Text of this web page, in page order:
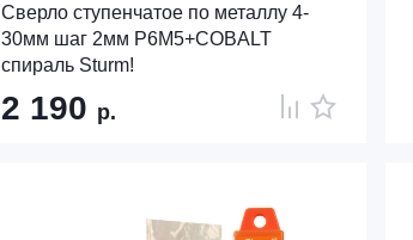
Сверло ступенчатое по металлу 4-
30мм шаг 2мм Р6М5+COBALT
спираль Sturm!
2 190 р.